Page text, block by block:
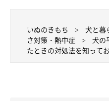
いぬのきもち 犬と暮
さ対策・熱中症
犬の
たときの対処法を知って